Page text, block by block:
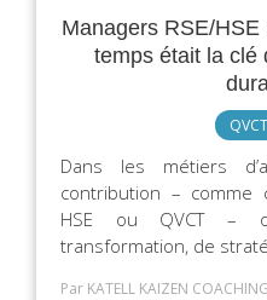
Managers RSE/
temps était la clé
Dans les métiers
contribution – comme
HSE ou QVCT –
transformation, de
Par KATELL KAIZEN COACHING